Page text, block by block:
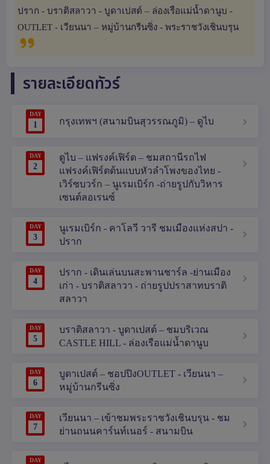
ปราก - บราติสลาวา - บูดาเปสต์ – ล่องเรือแม่น้ำดานูบ -
OUTLET - เวียนนา – หมู่บ้านกรีนซิ่ง - พระราชวังเชินบรุน
รายละเอียดทัวร์
DAY
1 กรุงเทพฯ (สนามบินสุวรรณภูมิ) – ดูไบ
DAY
2
ดูไบ – แฟรงค์เฟิร์ต – ชมสถานีรถไฟ
แฟรงค์เฟิร์ตต้นแบบหัวลำโพงของไทย -
เวิร์ซบวร์ก – นูเรมเบิร์ก -ถ่ายรูปกับวิหาร
เซนต์ลอเรนซ์
DAY
3
นูเรมเบิร์ก - คาโลวี วารี ชมเมืองแห่งสปา -
ปราก
DAY
4
ปราก - เดินเล่นบนสะพานชาร์ล -ย่านเมือง
เก่า - บราติสลาวา - ถ่ายรูปปราสาทบราติ
สลาวา
DAY
5
บราติสลาวา - บูดาเปสต์ – ชมบริเวณ
CASTLE HILL - ล่องเรือแม่น้ำดานูบ
DAY
6
บูดาเปสต์ – ชอปปิงOUTLET - เวียนนา –
หมู่บ้านกรีนซิ่ง
DAY
7
เวียนนา – เข้าชมพระราชวังเชินบรุน - ชม
ย่านถนนคาร์นท์เนอร์ - สนามบิน
DAY